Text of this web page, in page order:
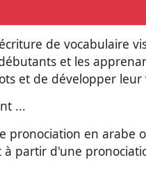
de vocabulaire
et les
et de développer leur
...
pronociation en arabe
partir d'une